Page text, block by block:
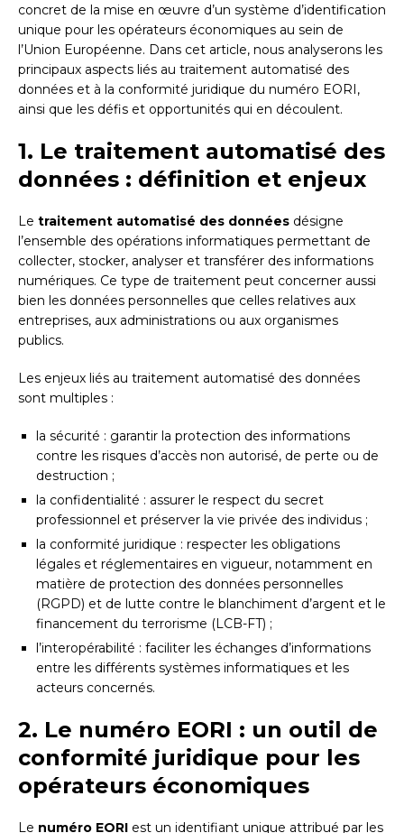
concret de la mise en œuvre d’un système d’identification
unique pour les opérateurs économiques au sein de
l’Union Européenne. Dans cet article, nous analyserons les
principaux aspects liés au traitement automatisé des
données et à la conformité juridique du numéro EORI,
ainsi que les défis et opportunités qui en découlent.
1. Le traitement automatisé des
données : définition et enjeux
Le traitement automatisé des données désigne
l’ensemble des opérations informatiques permettant de
collecter, stocker, analyser et transférer des informations
numériques. Ce type de traitement peut concerner aussi
bien les données personnelles que celles relatives aux
entreprises, aux administrations ou aux organismes
publics.
Les enjeux liés au traitement automatisé des données
sont multiples :
la sécurité : garantir la protection des informations
contre les risques d’accès non autorisé, de perte ou de
destruction ;
la confidentialité : assurer le respect du secret
professionnel et préserver la vie privée des individus ;
la conformité juridique : respecter les obligations
légales et réglementaires en vigueur, notamment en
matière de protection des données personnelles
(RGPD) et de lutte contre le blanchiment d’argent et le
financement du terrorisme (LCB-FT) ;
l’interopérabilité : faciliter les échanges d’informations
entre les différents systèmes informatiques et les
acteurs concernés.
2. Le numéro EORI : un outil de
conformité juridique pour les
opérateurs économiques
Le numéro EORI est un identifiant unique attribué par les